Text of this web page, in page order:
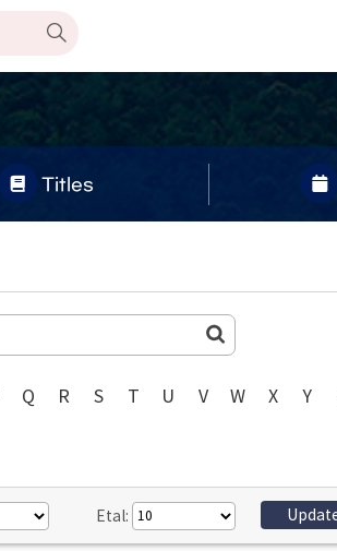
Titles
Q R S T U V W X Y
Etal: